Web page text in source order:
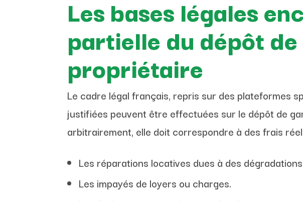
Les bases légales
partielle du dépôt
propriétaire
Le cadre légal français, repris sur des plateformes
justifiées peuvent être effectuées sur le dépôt de
arbitrairement, elle doit correspondre à des frais
Les réparations locatives dues à des
Les impayés de loyers ou charges.